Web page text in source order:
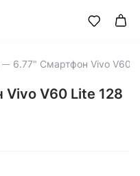
Vivo V60 Lite 128